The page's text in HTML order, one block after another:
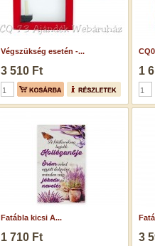
Végszükség esetén -...
3 510 Ft 1
Fatábla kicsi A...
1 710 Ft 3